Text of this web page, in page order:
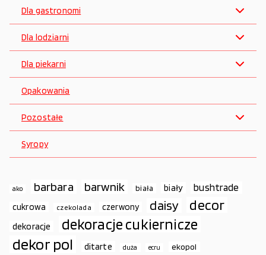
Dla gastronomi
Dla lodziarni
Dla piekarni
Opakowania
Pozostałe
Syropy
ako barbara barwnik biała biały bushtrade
cukrowa czekolada czerwony daisy decor
dekoracje dekoracje cukiernicze
dekor pol ditarte duża ecru ekopol